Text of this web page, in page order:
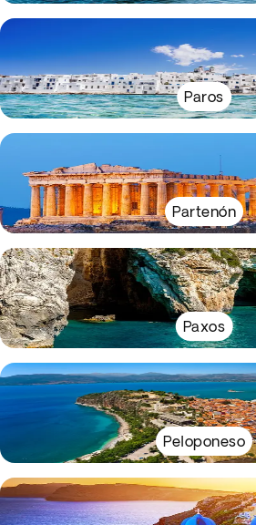
Paros
Partenón
Paxos
Peloponeso